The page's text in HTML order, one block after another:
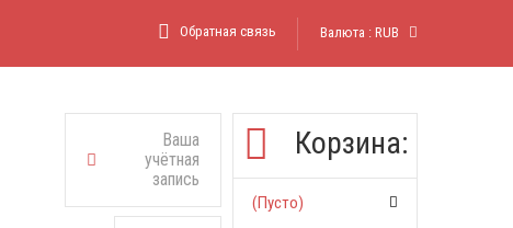
Валюта : RUB
Обратная связь
Корзина:
(пусто)
Ваша
учётная
запись